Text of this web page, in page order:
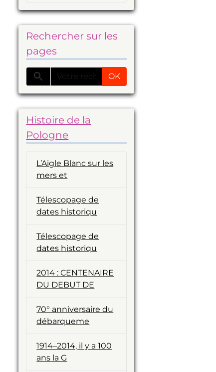
Rechercher sur les
pages
OK
Histoire de la
Pologne
L’Aigle Blanc sur les
mers et
Télescopage de
dates historiqu
Télescopage de
dates historiqu
2014 : CENTENAIRE
DU DEBUT DE
70° anniversaire du
débarqueme
1914–2014, il y a 100
ans la G